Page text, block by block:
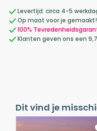
Levertijd: circa 4-5
Op maat voor je gemaakt!
100%
Klanten geven ons een
Dit vind je